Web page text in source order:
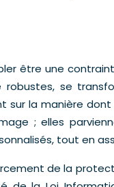
être une
se
sur la manière
; elles
tout en
de la